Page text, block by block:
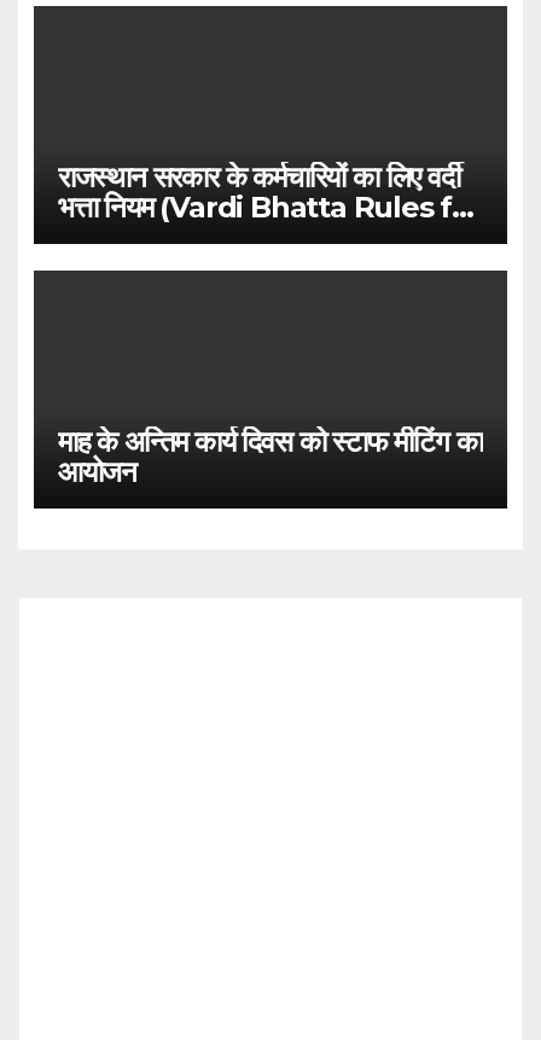
राजस्थान सरकार के कर्मचारियों का लिए वर्दी
भत्ता नियम (Vardi Bhatta Rules for
Rajasthan Government
Employees)
माह के अन्तिम कार्य दिवस को स्टाफ मीटिंग का
आयोजन